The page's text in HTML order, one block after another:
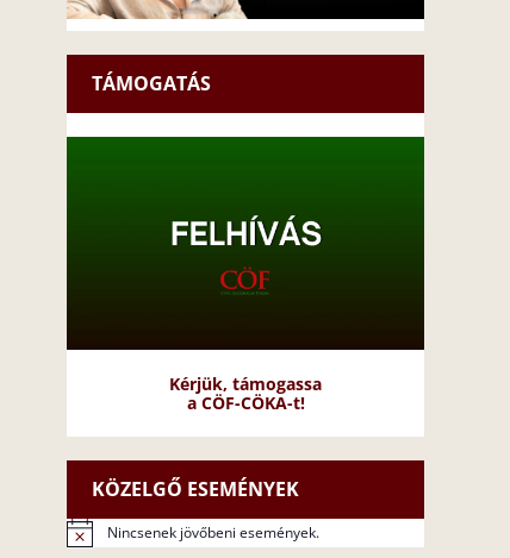
TÁMOGATÁS
Kérjük, támogassa
a CÖF-CÖKA-t!
KÖZELGŐ ESEMÉNYEK
N
Nincsenek jövőbeni események.